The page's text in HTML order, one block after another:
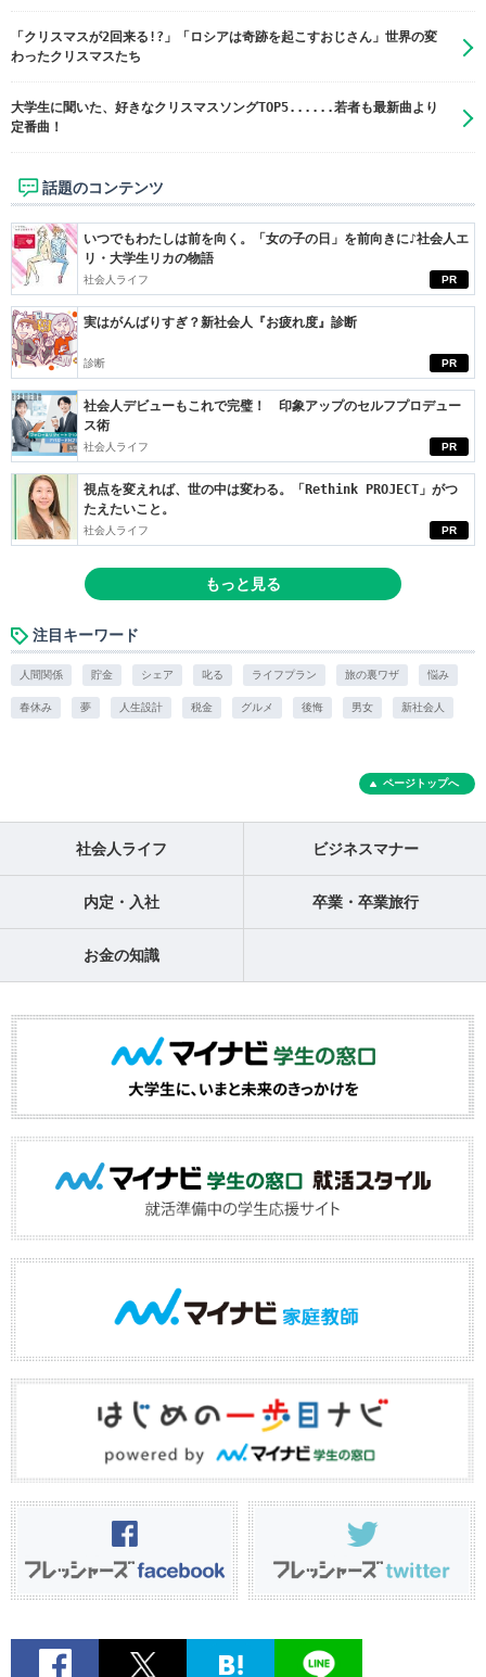
「クリスマスが2回来る!?」「ロシアは奇跡を起こすおじさん」世界の変
わったクリスマスたち
大学生に聞いた、好きなクリスマスソングTOP5......若者も最新曲より
定番曲！
話題のコンテンツ
PR
いつでもわたしは前を向く。「女の子の日」を前向きに♪社会人エ
リ・大学生リカの物語
社会人ライフ
PR
実はがんばりすぎ？新社会人『お疲れ度』診断
診断
PR
社会人デビューもこれで完璧！ 印象アップのセルフプロデュー
ス術
社会人ライフ
PR
視点を変えれば、世の中は変わる。「Rethink PROJECT」がつ
たえたいこと。
社会人ライフ
もっと見る
注目キーワード
人間関係 貯金 シェア 叱る ライフプラン 旅の裏ワザ 悩み
春休み 夢 人生設計 税金 グルメ 後悔 男女 新社会人
ページトップへ
社会人ライフ ビジネスマナー
内定・入社 卒業・卒業旅行
お金の知識